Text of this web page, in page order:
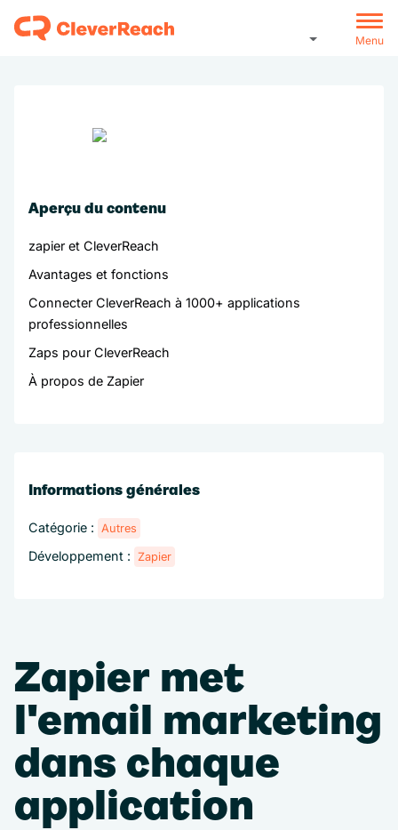
Menu
Zapier met
l'email marketing
dans chaque
application
Aperçu du contenu
zapier et CleverReach
Avantages et fonctions
Connecter CleverReach à 1000+ applications
professionnelles
Zaps pour CleverReach
À propos de Zapier
Informations générales
Catégorie : Autres
Développement : Zapier